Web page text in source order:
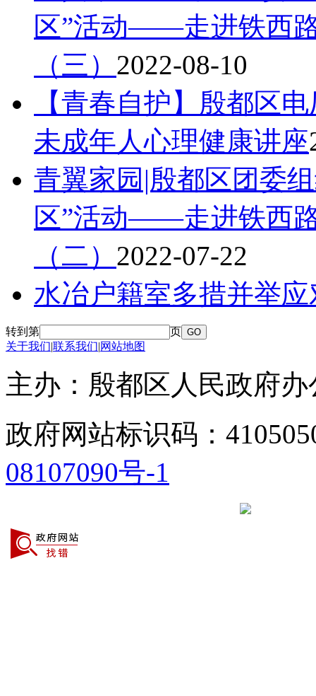
区”活动——走进铁西
（三） 2022-08-10
【青春自护】殷都区
未成年人心理健康讲座
青翼家园|殷都区团委
区”活动——走进铁西
（二） 2022-07-22
水冶户籍室多措并举
转到第
页
关于我们|联系我们|网站地图
主办：殷都区人民政
政府网站标识码：
08107090号-1